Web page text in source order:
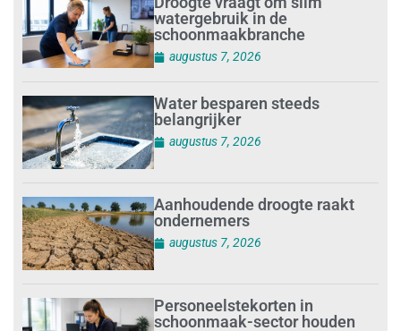
watergebruik in de
schoonmaakbranche
augustus 7, 2026
Water besparen steeds
belangrijker
augustus 7, 2026
Aanhoudende droogte raakt
ondernemers
augustus 7, 2026
Personeelstekorten in
schoonmaak-sector houden